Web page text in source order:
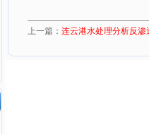
上一篇： 连云港水处理分析反